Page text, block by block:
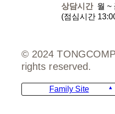
상담시간 월 ~
(점심시간
© 2024
rights reserved.
Family Site